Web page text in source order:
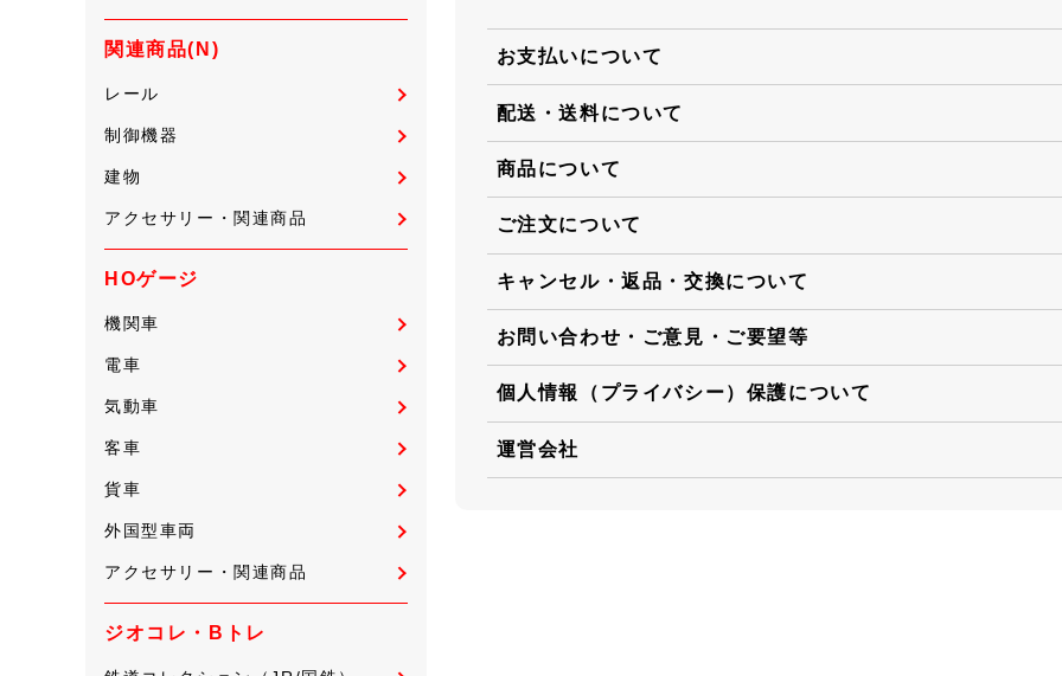
関連商品(N)
レール
制御機器
建物
アクセサリー・関連商品
HOゲージ
機関車
電車
気動車
客車
貨車
外国型車両
アクセサリー・関連商品
ジオコレ・Bトレ
お支払いについて
配送・送料について
商品について
ご注文について
キャンセル・返品・交換について
お問い合わせ・ご意見・ご要望等
個人情報（プライバシー）保護について
運営会社